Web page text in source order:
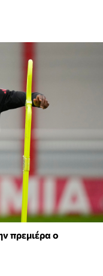
πρεμιέρα ο